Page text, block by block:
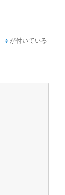
※が付いている